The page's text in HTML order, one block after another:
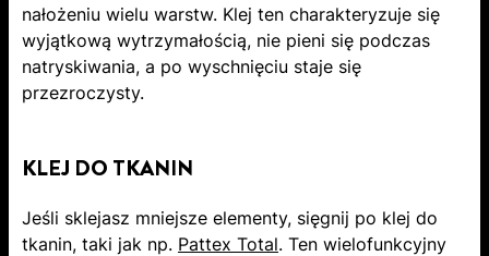
nałożeniu wielu warstw. Klej ten charakteryzuje się
wyjątkową wytrzymałością, nie pieni się podczas
natryskiwania, a po wyschnięciu staje się
przezroczysty.
KLEJ DO TKANIN
Jeśli sklejasz mniejsze elementy, sięgnij po klej do
tkanin, taki jak np. Pattex Total. Ten wielofunkcyjny